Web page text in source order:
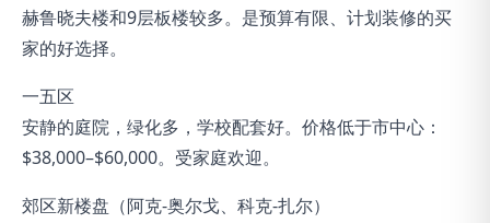
赫鲁晓夫楼和9层板楼较多。是预算有限、计划装修的买
家的好选择。
一五区
安静的庭院，绿化多，学校配套好。价格低于市中心：
$38,000–$60,000。受家庭欢迎。
郊区新楼盘（阿克-奥尔戈、科克-扎尔）